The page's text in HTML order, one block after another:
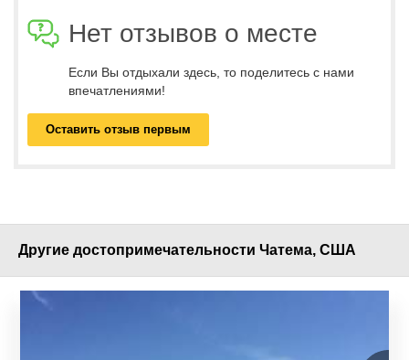
Нет отзывов о месте
Если Вы отдыхали здесь, то поделитесь с нами
впечатлениями!
Оставить отзыв первым
Другие достопримечательности Чатема, США